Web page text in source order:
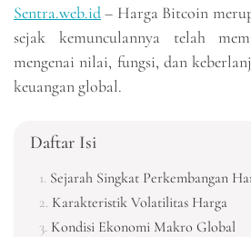
Sentra.web.id– Harga Bitcoin
sejak kemunculannya telah
mengenai nilai, fungsi, dan
keuangan global.
Daftar Isi
Sejarah Singkat Perkembangan
Karakteristik Volatilitas Harga
Kondisi Ekonomi Makro Global